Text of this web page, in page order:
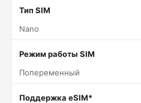
Тип SIM
Nano
Режим работы SIM
Попеременный
Поддержка eSIM*